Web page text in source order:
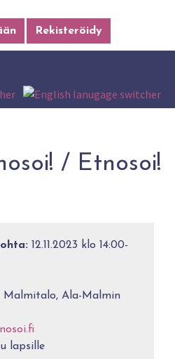
Rekisteröidy
/ Etnosoi!
12.11.2023 klo 14:00-
Malmitalo, Ala-Malmin
lapsille